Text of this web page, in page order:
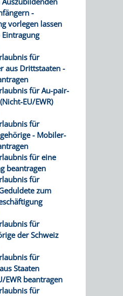
STADTRECHTPERSONALRAT
/ JAV
2022
VERKEHR
VERKEHRSINFORMATIONEN
CARSHARING
-
vorlegen lassen
für
aus Drittstaaten -
für Au-pair-
EU/EWR)
für
- Mobiler-
für eine
beantragen
für
zum
für
der Schweiz
für
Staaten
EWR beantragen
für